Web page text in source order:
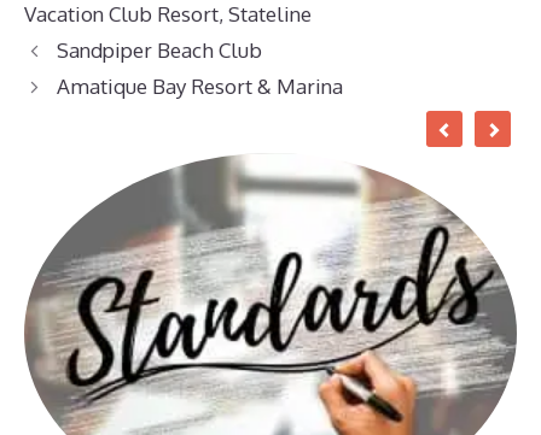
Vacation Club Resort, Stateline
Sandpiper Beach Club
Amatique Bay Resort & Marina